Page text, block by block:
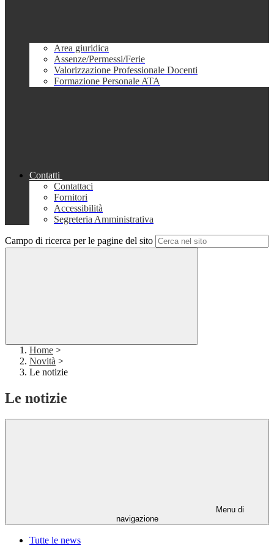
Area giuridica
Assenze/Permessi/Ferie
Valorizzazione Professionale Docenti
Formazione Personale ATA
Contatti
Contattaci
Fornitori
Accessibilità
Segreteria Amministrativa
Campo di ricerca per le pagine del sito
Home >
Novità >
Le notizie
Le notizie
Menu di
navigazione
Tutte le news